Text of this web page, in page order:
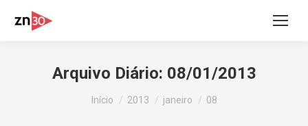
Arquivo Diário: 08/01/2013
Você está aqui:
Início 2013 janeiro 08